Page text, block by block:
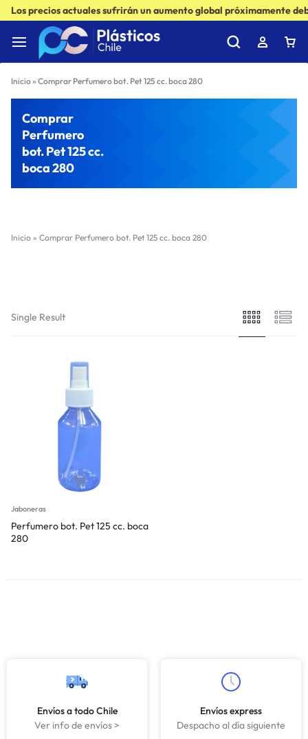
Los precios actuales sufrirán un aumento global próximamente
Inicio» Comprar Perfumero bot. Pet 125 cc. boca 280
Comprar
Perfumero
bot. Pet 125 cc.
boca 280
Inicio » Comprar Perfumero bot. Pet 125 cc. boca 280
Single Result
Jaboneras
Perfumero bot. Pet 125 cc. boca
280
Envíos a todo Chile
Ver info de envíos >
Envíos express
Despacho al día siguiente